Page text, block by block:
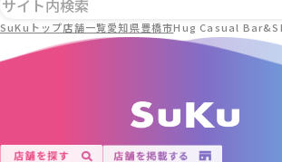
SuKuトップ店舗一覧愛知県豊橋市Hug Casual